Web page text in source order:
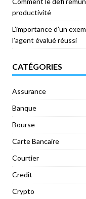
productivité
L’importance d’un
l’agent évalué réussi
CATÉGORIES
Assurance
Banque
Bourse
Carte Bancaire
Courtier
Credit
Crypto